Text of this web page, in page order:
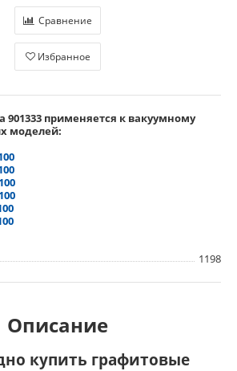
Сравнение
Избранное
901333 применяется к вакуумному
моделей:
1198
Описание
купить графитовые